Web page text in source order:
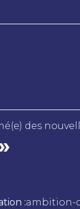
des
:ambition-